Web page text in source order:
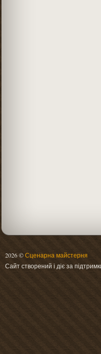
2026 ©Сценарна майстерня
Сайт створений і діє за